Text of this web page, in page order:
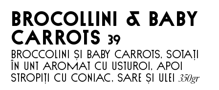
brocollini & baby
carrots 39
Broccolini și baby carrots, sotați
în unt aromat cu usturoi, apoi
stropiți cu coniac, sare și ulei350gr